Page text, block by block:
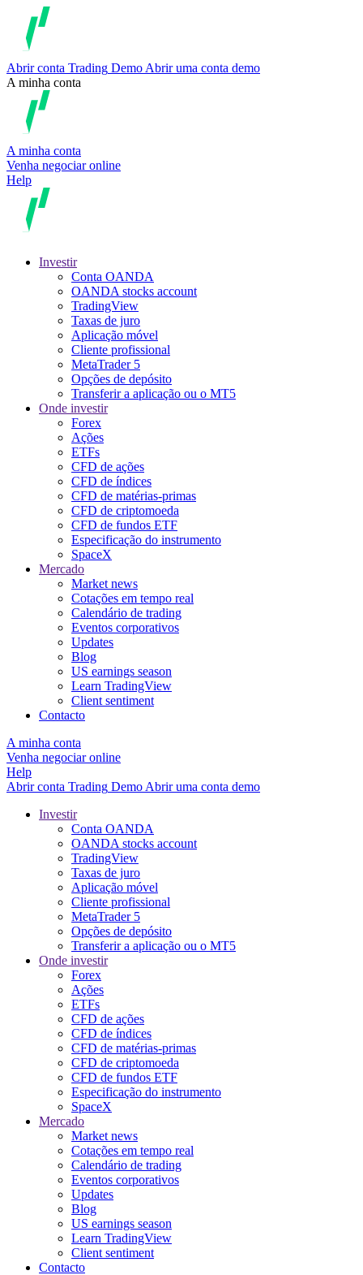
Abrir conta Trading Demo Abrir uma conta demo
A minha conta
A minha conta
Venha negociar online
Help
Investir
Conta OANDA
OANDA stocks account
TradingView
Taxas de juro
Aplicação móvel
Cliente profissional
MetaTrader 5
Opções de depósito
Transferir a aplicação ou o MT5
Onde investir
Forex
Ações
ETFs
CFD de ações
CFD de índices
CFD de matérias-primas
CFD de criptomoeda
CFD de fundos ETF
Especificação do instrumento
SpaceX
Mercado
Market news
Cotações em tempo real
Calendário de trading
Eventos corporativos
Updates
Blog
US earnings season
Learn TradingView
Client sentiment
Contacto
A minha conta
Venha negociar online
Help
Abrir conta Trading Demo Abrir uma conta demo
Investir
Conta OANDA
OANDA stocks account
TradingView
Taxas de juro
Aplicação móvel
Cliente profissional
MetaTrader 5
Opções de depósito
Transferir a aplicação ou o MT5
Onde investir
Forex
Ações
ETFs
CFD de ações
CFD de índices
CFD de matérias-primas
CFD de criptomoeda
CFD de fundos ETF
Especificação do instrumento
SpaceX
Mercado
Market news
Cotações em tempo real
Calendário de trading
Eventos corporativos
Updates
Blog
US earnings season
Learn TradingView
Client sentiment
Contacto